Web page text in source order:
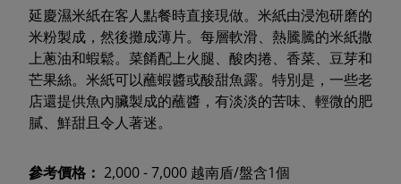
延慶濕米紙在客人點餐時直接現做。米紙由浸泡研磨的
米粉製成，然後攤成薄片。每層軟滑、熱騰騰的米紙撒
上蔥油和蝦鬆。菜餚配上火腿、酸肉捲、香菜、豆芽和
芒果絲。米紙可以蘸蝦醬或酸甜魚露。特別是，一些老
店還提供魚內臟製成的蘸醬，有淡淡的苦味、輕微的肥
膩、鮮甜且令人著迷。
參考價格： 2,000 - 7,000 越南盾/盤含1個